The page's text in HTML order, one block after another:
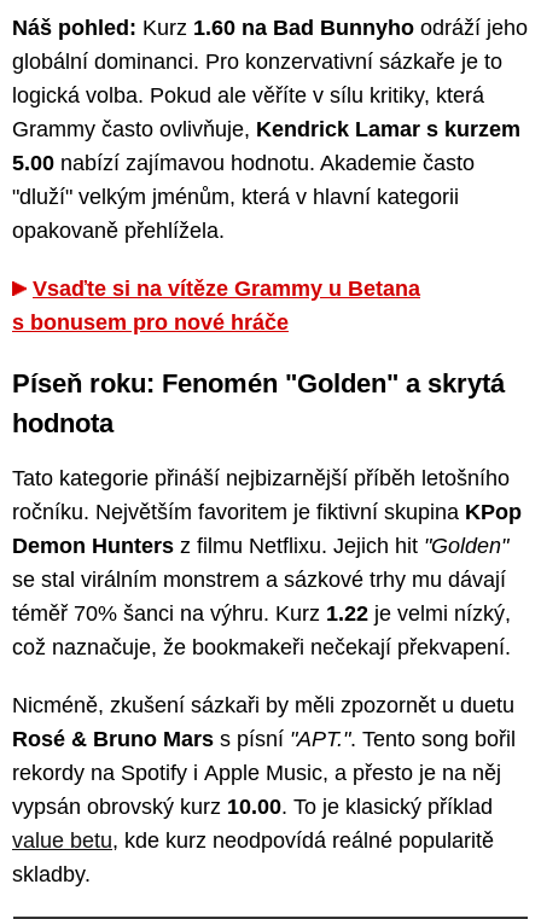
Náš pohled: Kurz 1.60 na Bad Bunnyho odráží jeho
globální dominanci. Pro konzervativní sázkaře je to
logická volba. Pokud ale věříte v sílu kritiky, která
Grammy často ovlivňuje, Kendrick Lamar s kurzem
5.00 nabízí zajímavou hodnotu. Akademie často
"dluží" velkým jménům, která v hlavní kategorii
opakovaně přehlížela.
Vsaďte si na vítěze Grammy u Betana
s bonusem pro nové hráče
Píseň roku: Fenomén "Golden" a skrytá
hodnota
Tato kategorie přináší nejbizarnější příběh letošního
ročníku. Největším favoritem je fiktivní skupina KPop
Demon Hunters z filmu Netflixu. Jejich hit "Golden"
se stal virálním monstrem a sázkové trhy mu dávají
téměř 70% šanci na výhru. Kurz 1.22 je velmi nízký,
což naznačuje, že bookmakeři nečekají překvapení.
Nicméně, zkušení sázkaři by měli zpozornět u duetu
Rosé & Bruno Mars s písní "APT.". Tento song bořil
rekordy na Spotify i Apple Music, a přesto je na něj
vypsán obrovský kurz 10.00. To je klasický příklad
value betu, kde kurz neodpovídá reálné popularitě
skladby.